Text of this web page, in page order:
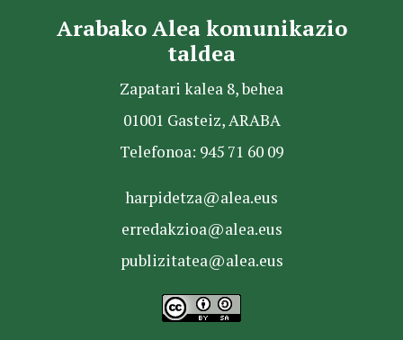
Arabako Alea komunikazio
taldea
Zapatari kalea 8, behea
01001 Gasteiz, ARABA
Telefonoa: 945 71 60 09
harpidetza@alea.eus
erredakzioa@alea.eus
publizitatea@alea.eus